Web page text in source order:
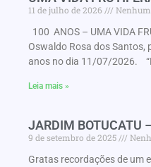
11 de julho de 2026
100 ANOS – UMA VIDA
Oswaldo Rosa dos Santos,
anos no dia 11/07/2026.
Leia mais »
JARDIM BOTUCATU
9 de setembro de 2025
Gratas recordações de um